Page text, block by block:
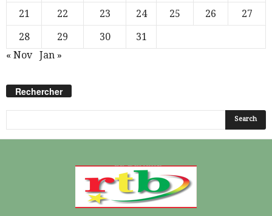
21
22 23 24 25 26
27
28
29 30
31
« Nov
Jan »
Rechercher